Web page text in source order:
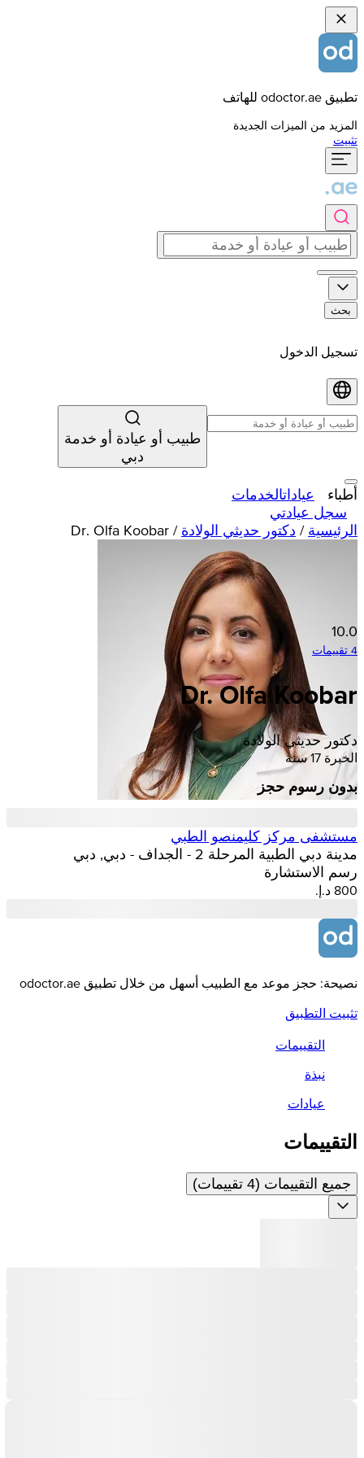
تطبيق odoctor.ae للهاتف
المزيد من الميزات الجديدة
تثبيت
بحث
تسجيل الدخول
طبيب أو عيادة أو خدمة
دبي
أطباء عياداتالخدمات
سجل عيادتي
الرئيسية / دكتور حديثي الولادة /
Dr. Olfa Koobar
10.0
4 تقييمات
Dr. Olfa Koobar
دكتور حديثي الولادة
الخبرة 17 سنة
بدون رسوم حجز
مستشفى مركز كليمنصو الطبي
مدينة دبي الطبية المرحلة 2 - الجداف - دبي, دبي
رسم الاستشارة
نصيحة: حجز موعد مع الطبيب أسهل من خلال تطبيق odoctor.ae
تثبيت التطبيق
التقييمات
نبذة
عيادات
التقييمات
جميع التقييمات (4 تقييمات)